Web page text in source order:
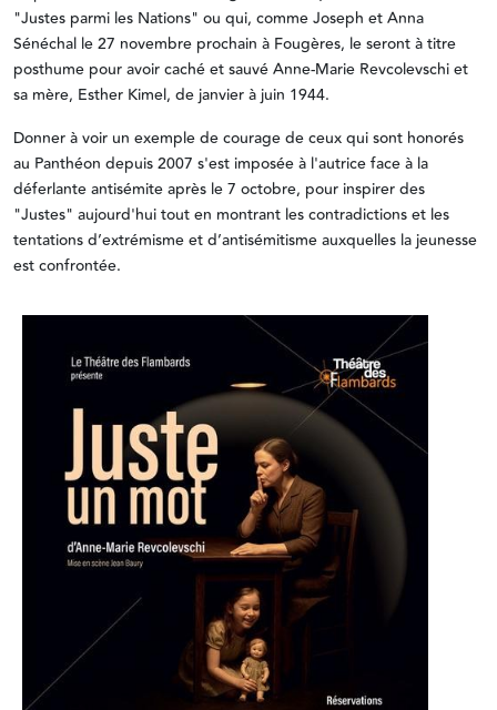
"Justes parmi les Nations" ou qui, comme Joseph et Anna
Sénéchal le 27 novembre prochain à Fougères, le seront à titre
posthume pour avoir caché et sauvé Anne-Marie Revcolevschi et
sa mère, Esther Kimel, de janvier à juin 1944.
Donner à voir un exemple de courage de ceux qui sont honorés
au Panthéon depuis 2007 s'est imposée à l'autrice face à la
déferlante antisémite après le 7 octobre, pour inspirer des
"Justes" aujourd'hui tout en montrant les contradictions et les
tentations d’extrémisme et d’antisémitisme auxquelles la jeunesse
est confrontée.